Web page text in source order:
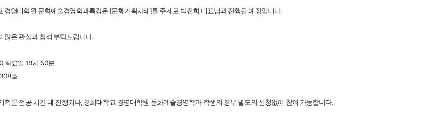
경영대학원 문화예술경영학과특강은 [문화기획사례]를 주제로 박진희 대표님과 진행될 예정입니다.
많은 관심과 참석 부탁드립니다.
화요일 18시 50분
호
획론 전공 시간 내 진행되나, 경희대학교 경영대학원 문화예술경영학과 학생의 경우 별도의 신청없이 참여 가능합니다.